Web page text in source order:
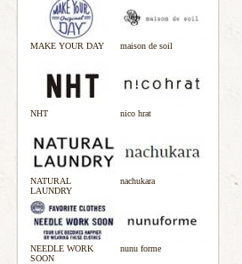
MAKE YOUR DAY maison de soil
NHT nico hrat
NATURAL
LAUNDRY
nachukara
NEEDLE WORK
SOON
nunu forme